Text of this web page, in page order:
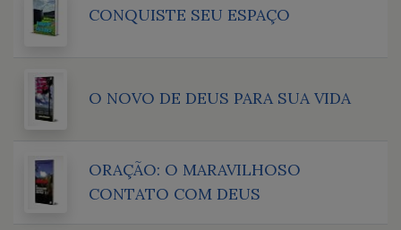
CONQUISTE SEU ESPAÇO
O NOVO DE DEUS PARA SUA VIDA
ORAÇÃO: O MARAVILHOSO
CONTATO COM DEUS